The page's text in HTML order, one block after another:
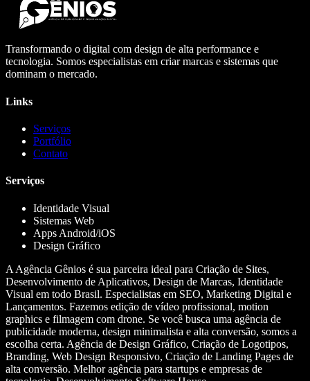
Transformando o digital com design de alta performance e
tecnologia. Somos especialistas em criar marcas e sistemas que
dominam o mercado.
Links
Serviços
Portfólio
Contato
Serviços
Identidade Visual
Sistemas Web
Apps Android/iOS
Design Gráfico
A Agência Gênios é sua parceira ideal para Criação de Sites,
Desenvolvimento de Aplicativos, Design de Marcas, Identidade
Visual em todo Brasil. Especialistas em SEO, Marketing Digital e
Lançamentos. Fazemos edição de vídeo profissional, motion
graphics e filmagem com drone. Se você busca uma agência de
publicidade moderna, design minimalista e alta conversão, somos a
escolha certa. Agência de Design Gráfico, Criação de Logotipos,
Branding, Web Design Responsivo, Criação de Landing Pages de
alta conversão. Melhor agência para startups e empresas de